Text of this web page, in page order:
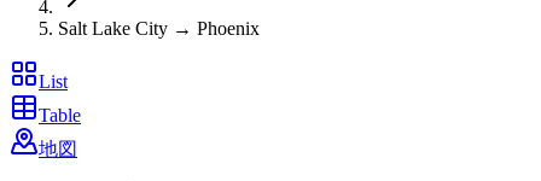
Salt Lake City → Phoenix
List
Table
地図